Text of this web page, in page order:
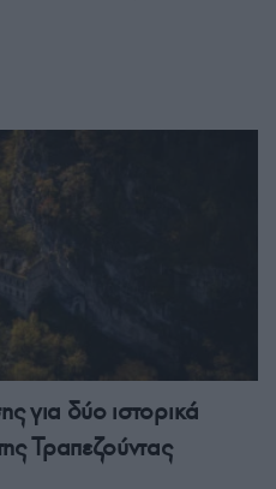
για δύο ιστορικά
Τραπεζούντας